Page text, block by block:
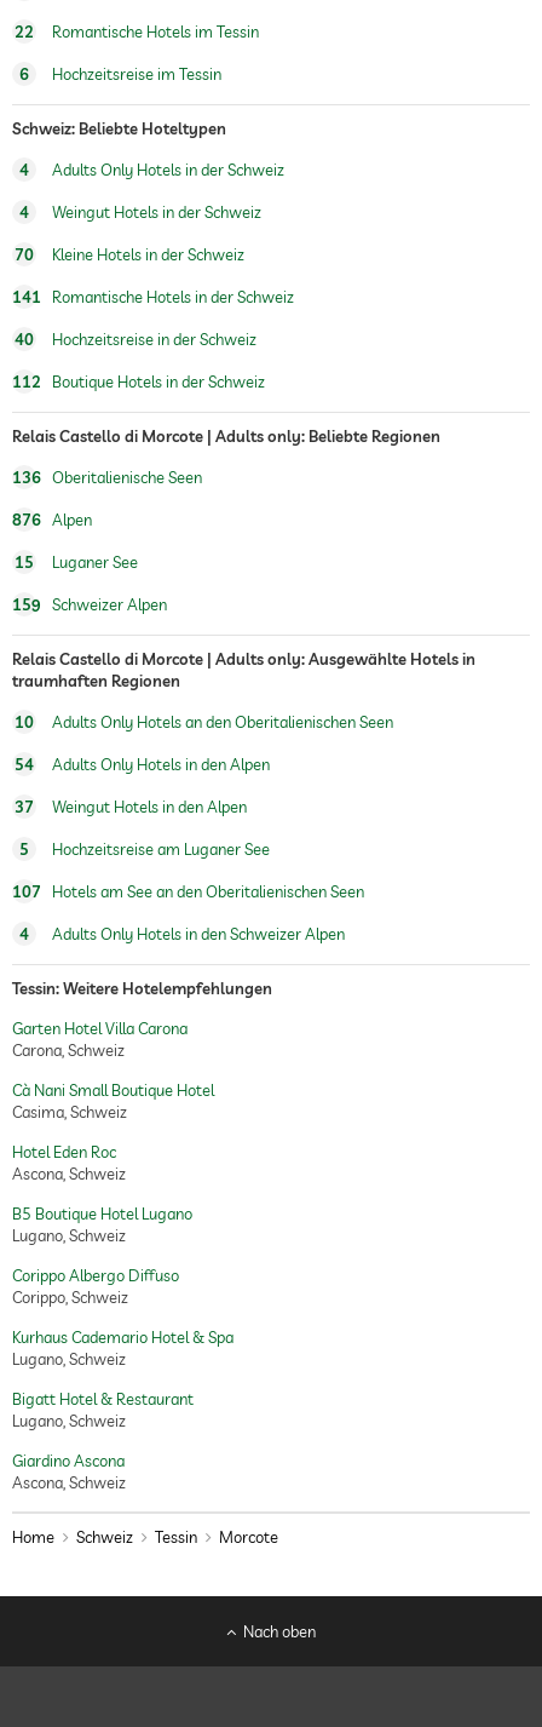
22 Romantische Hotels im Tessin
6 Hochzeitsreise im Tessin
Schweiz: Beliebte Hoteltypen
4 Adults Only Hotels in der Schweiz
4 Weingut Hotels in der Schweiz
70 Kleine Hotels in der Schweiz
141 Romantische Hotels in der Schweiz
40 Hochzeitsreise in der Schweiz
112 Boutique Hotels in der Schweiz
Relais Castello di Morcote | Adults only: Beliebte Regionen
136 Oberitalienische Seen
876 Alpen
15 Luganer See
159 Schweizer Alpen
Relais Castello di Morcote | Adults only: Ausgewählte Hotels in
traumhaften Regionen
10 Adults Only Hotels an den Oberitalienischen Seen
54 Adults Only Hotels in den Alpen
37 Weingut Hotels in den Alpen
5 Hochzeitsreise am Luganer See
107 Hotels am See an den Oberitalienischen Seen
4 Adults Only Hotels in den Schweizer Alpen
Tessin: Weitere Hotelempfehlungen
Garten Hotel Villa Carona
Carona, Schweiz
Cà Nani Small Boutique Hotel
Casima, Schweiz
Hotel Eden Roc
Ascona, Schweiz
B5 Boutique Hotel Lugano
Lugano, Schweiz
Corippo Albergo Diffuso
Corippo, Schweiz
Kurhaus Cademario Hotel & Spa
Lugano, Schweiz
Bigatt Hotel & Restaurant
Lugano, Schweiz
Giardino Ascona
Ascona, Schweiz
Home Schweiz Tessin Morcote
Nach oben